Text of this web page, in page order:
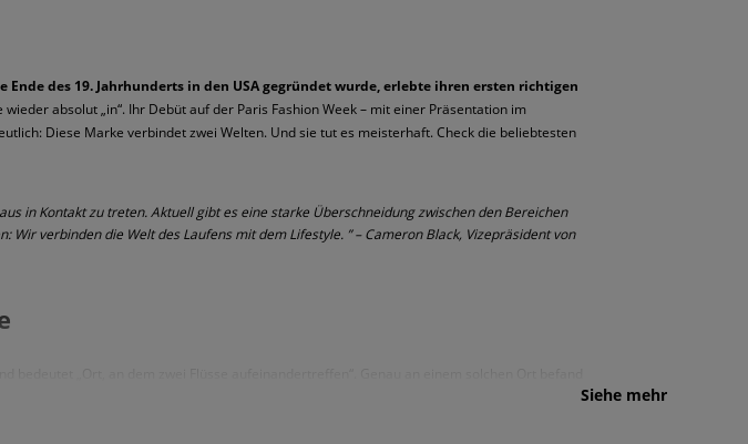
Ende des 19. Jahrhunderts in den USA gegründet wurde, erlebte ihren ersten richtigen
absolut „in“. Ihr Debüt auf der Paris Fashion Week – mit einer Präsentation im
Diese Marke verbindet zwei Welten. Und sie tut es meisterhaft. Check die beliebtesten
in Kontakt zu treten. Aktuell gibt es eine starke Überschneidung zwischen den Bereichen
verbinden die Welt des Laufens mit dem Lifestyle. ” – Cameron Black, Vizepräsident von
Siehe mehr